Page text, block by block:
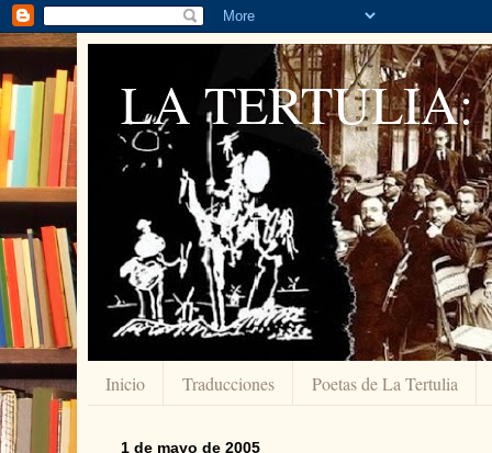
LA TERTULIA:
Inicio Traducciones Poetas de La Tertulia
1 de mayo de 2005